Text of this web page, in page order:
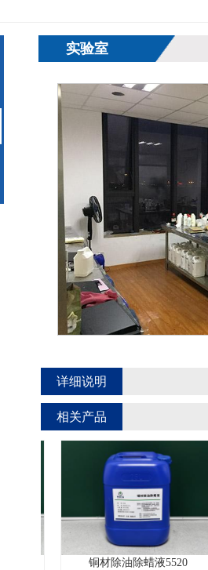
实验室
详细说明
相关产品
铜材除油除蜡液5520